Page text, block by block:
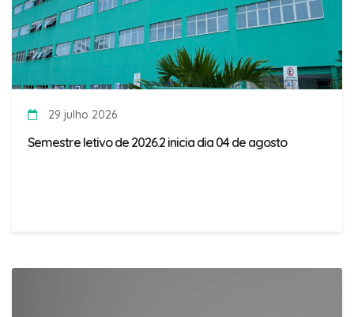
29 julho 2026
Semestre letivo de 2026.2 inicia dia 04 de agosto